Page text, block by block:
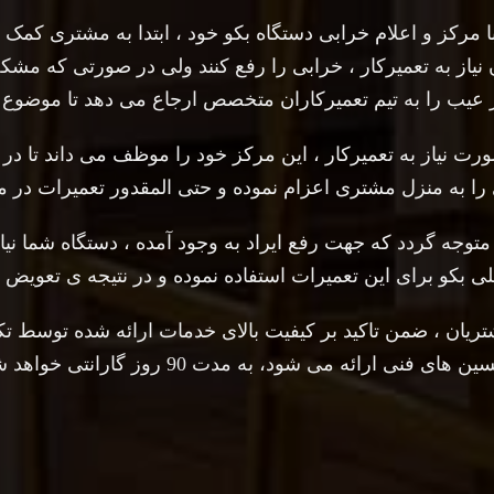
و اعلام خرابی دستگاه بکو خود ، ابتدا به مشتری
به تعمیرکار ، خرابی را رفع کنند ولی در صورتی که
را به تیم تعمیرکاران متخصص ارجاع می دهد تا موضوع
نیاز به تعمیرکار ، این مرکز خود را موظف می داند
را به منزل مشتری اعزام نموده و حتی المقدور تعمیرات
گردد که جهت رفع ایراد به وجود آمده ، دستگاه شما
بکو برای این تعمیرات استفاده نموده و در نتیجه ی
، ضمن تاکید بر کیفیت بالای خدمات ارائه شده
های فنی ارائه می شود، به مدت 90 روز گارانتی خواهد شد.